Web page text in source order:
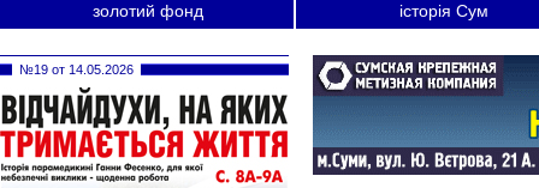
золотий фонд
історія Сум
№19 от 14.05.2026